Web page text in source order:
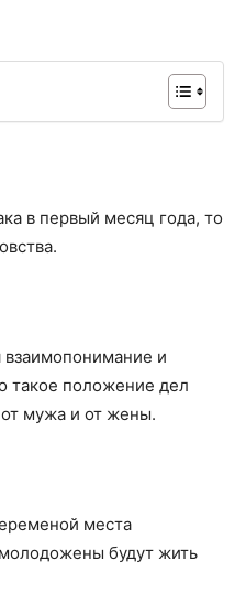
в первый месяц года, то
и
такое положение дел
от мужа и от жены.
места
будут жить